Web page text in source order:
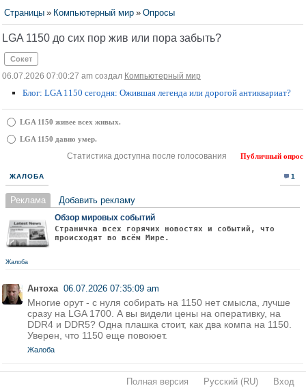
Страницы » Компьютерный мир » Опросы
LGA 1150 до сих пор жив или пора забыть?
Сокет
06.07.2026 07:00:27 am создал Компьютерный мир
Блог: LGA 1150 сегодня: Ожившая легенда или дорогой антиквариат?
LGA 1150 живее всех живых.
LGA 1150 давно умер.
Статистика доступна после голосования Публичный опрос
ЖАЛОБА 1
Реклама Добавить рекламу
Обзор мировых событий
Страничка всех горячих новостях и событий, что
происходят во всём Мире.
Жалоба
Антоха 06.07.2026 07:35:09 am
Многие орут - с нуля собирать на 1150 нет смысла, лучше
сразу на LGA 1700. А вы видели цены на оперативку, на
DDR4 и DDR5? Одна плашка стоит, как два компа на 1150.
Уверен, что 1150 еще повоюет.
Жалоба
Полная версия Русский (RU) Вход